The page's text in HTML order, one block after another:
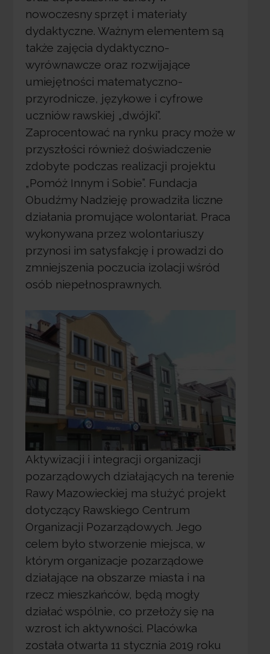
nowoczesny sprzęt i materiały
dydaktyczne. Ważnym elementem są
także zajęcia dydaktyczno-
wyrównawcze oraz rozwijające
umiejętności matematyczno-
przyrodnicze, językowe i cyfrowe
uczniów rawskiej „dwójki”.
Zaprocentować na rynku pracy może w
przyszłości również doświadczenie
zdobyte podczas realizacji projektu
„Pomóż Innym i Sobie”. Fundacja
Obudźmy Nadzieję prowadziła liczne
działania promujące wolontariat. Praca
wykonywana przez wolontariuszy
przynosi im satysfakcję i prowadzi do
zmniejszenia poczucia izolacji wśród
osób niepełnosprawnych.
Aktywizacji i integracji organizacji
pozarządowych działających na terenie
Rawy Mazowieckiej ma służyć projekt
dotyczący Rawskiego Centrum
Organizacji Pozarządowych. Jego
celem było stworzenie miejsca, w
którym organizacje pozarządowe
działające na obszarze miasta i na
rzecz mieszkańców, będą mogły
działać wspólnie, co przełoży się na
wzrost ich aktywności. Placówka
została otwarta 11 stycznia 2019 roku